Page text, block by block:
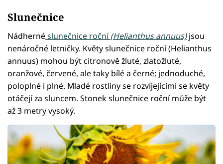
Slunečnice
Nádhernéslunečnice roční (Helianthus annuus)jsou
nenáročné letničky. Květy slunečnice roční (Helianthus
annuus) mohou být citronově žluté, zlatožluté,
oranžové, červené, ale taky bílé a černé; jednoduché,
poloplné i plné. Mladé rostliny se rozvíjejícími se květy
otáčejí za sluncem. Stonek slunečnice roční může být
až 3 metry vysoký.